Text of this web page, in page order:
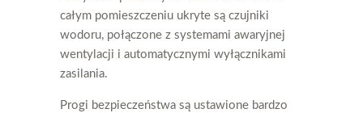
całym pomieszczeniu ukryte są czujniki
wodoru, połączone z systemami awaryjnej
wentylacji i automatycznymi wyłącznikami
zasilania.
Progi bezpieczeństwa są ustawione bardzo